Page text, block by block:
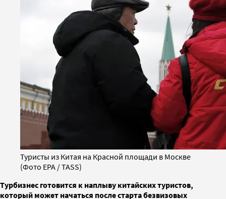
Туристы из Китая на Красной площади в Москве
(Фото EPA / TASS)
Турбизнес готовится к наплыву китайских туристов,
который может начаться после старта безвизовых